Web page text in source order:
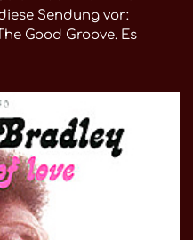
Sendung vor:
Good Groove. Es